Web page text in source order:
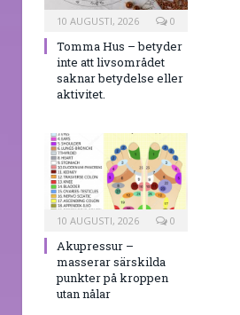
10 AUGUSTI, 2026 0
Tomma Hus – betyder
inte att livsområdet
saknar betydelse eller
aktivitet.
10 AUGUSTI, 2026 0
Akupressur –
masserar särskilda
punkter på kroppen
utan nålar